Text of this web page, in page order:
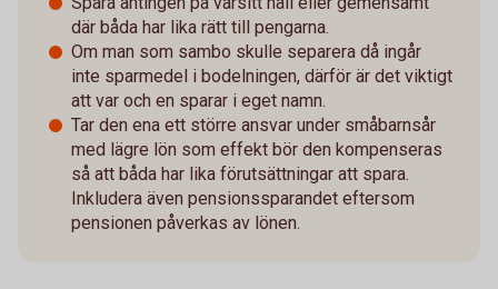
där båda har lika rätt till pengarna.
Om man som sambo skulle separera då ingår
inte sparmedel i bodelningen, därför är det viktigt
att var och en sparar i eget namn.
Tar den ena ett större ansvar under småbarnsår
med lägre lön som effekt bör den kompenseras
så att båda har lika förutsättningar att spara.
Inkludera även pensionssparandet eftersom
pensionen påverkas av lönen.